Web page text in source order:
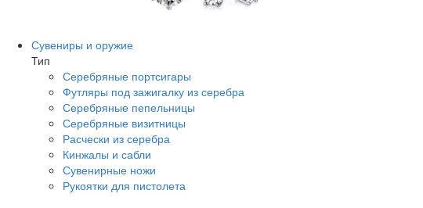
Сувениры и оружие
Тип
Серебряные портсигары
Футляры под зажигалку из серебра
Серебряные пепельницы
Серебряные визитницы
Расчески из серебра
Кинжалы и сабли
Сувенирные ножи
Рукоятки для пистолета